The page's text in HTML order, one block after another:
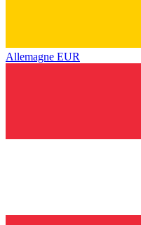
Allemagne EUR